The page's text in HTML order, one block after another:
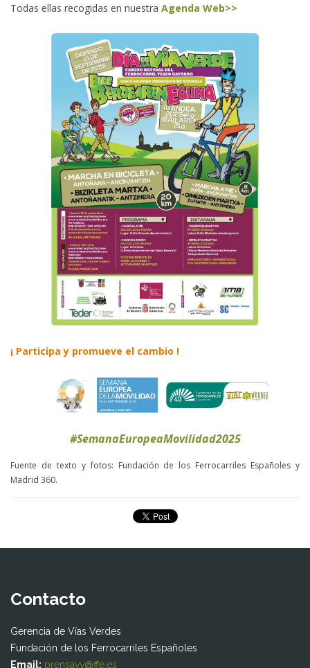
Todas ellas recogidas en nuestra Agenda Web>>
¡ Participa y promueve el cambio !
#SemanaEuropeaMovilidad2025
Fuente de texto y fotos: Fundación de los Ferrocarriles Españoles y
Madrid 360.
Contacto
Gerencia de Vías Verdes
Fundación de los Ferrocarriles Españoles
Email: prensavv@ffe.es